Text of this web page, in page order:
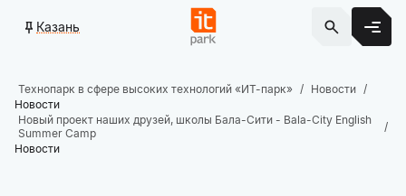
Казань
Технопарк в сфере высоких технологий «ИТ-парк»
Новости
Новости
Новый проект наших друзей, школы Бала-Сити - Bala-City English
Summer Camp
Новости